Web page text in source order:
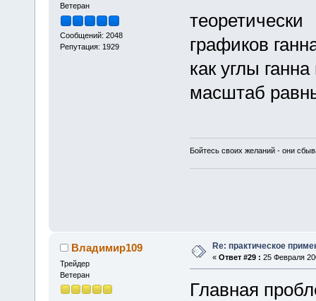
Ветеран
Сообщений: 2048
Репутация: 1929
графиков
как углы
масштаб
Бойтесь своих желаний - они
Владимир109
Трейдер
Ветеран
Re: практическое
« Ответ #29 : 25 Февраля
Главная